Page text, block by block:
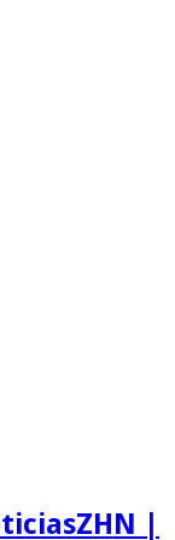
ZHN |